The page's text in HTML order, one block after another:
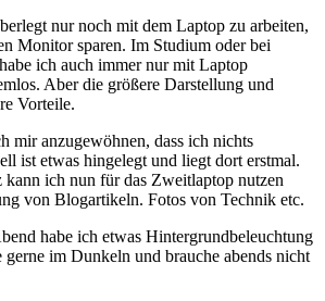
nur noch mit dem Laptop zu arbeiten,
Monitor sparen. Im Studium oder bei
ich auch immer nur mit Laptop
Aber die größere Darstellung und
Vorteile.
mir anzugewöhnen, dass ich nichts
ist etwas hingelegt und liegt dort erstmal.
kann ich nun für das Zweitlaptop nutzen
von Blogartikeln. Fotos von Technik etc.
habe ich etwas Hintergrundbeleuchtung
gerne im Dunkeln und brauche abends nicht